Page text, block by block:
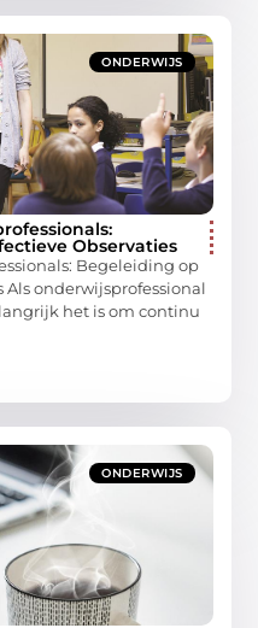
ONDERWIJS
Observaties
Begeleiding op
Als onderwijsprofessional
het is om continu
ONDERWIJS